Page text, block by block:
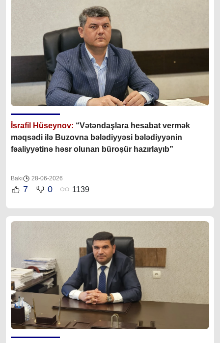
İsrafil Hüseynov: “Vətəndaşlara hesabat vermək
məqsədi ilə Buzovna bələdiyyəsi bələdiyyənin
fəaliyyətinə həsr olunan büroşür hazırlayıb”
Bakı 28-06-2026
7 0 1139